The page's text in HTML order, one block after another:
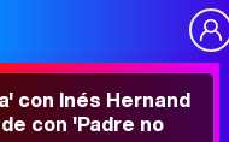
con Inés Hernand
con 'Padre no